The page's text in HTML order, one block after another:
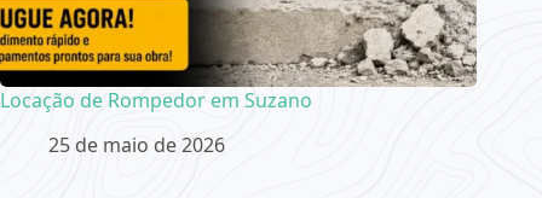
Locação de Rompedor em Suzano
25 de maio de 2026